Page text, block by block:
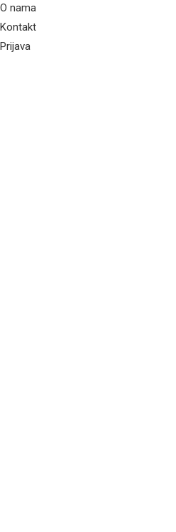
O nama
Kontakt
Prijava